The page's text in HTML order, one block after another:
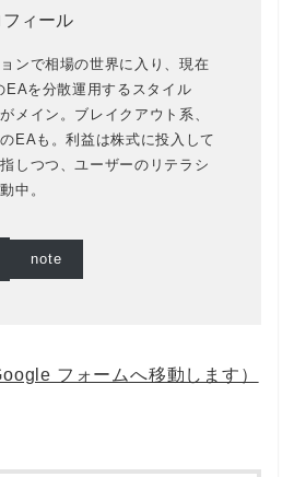
ィール
ンで相場の世界に入り、現在
EAを分散運用するスタイル
メイン。ブレイクアウト系、
EAも。利益は株式に投入して
しつつ、ユーザーのリテラシ
中。
note
フォームへ移動します）